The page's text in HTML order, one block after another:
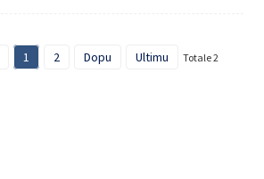
1 2 Dopu Ultimu Totale 2